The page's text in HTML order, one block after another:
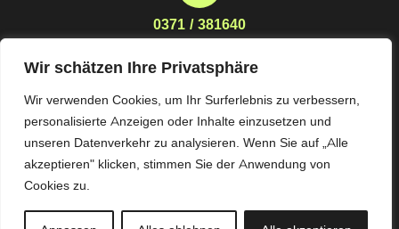
Wir schätzen Ihre Privatsphäre
Wir verwenden Cookies, um Ihr Surferlebnis zu verbessern,
personalisierte Anzeigen oder Inhalte einzusetzen und
unseren Datenverkehr zu analysieren. Wenn Sie auf „Alle
akzeptieren" klicken, stimmen Sie der Anwendung von
Cookies zu.
0371 / 381640
planung@moebelhaus-stoeckert.de